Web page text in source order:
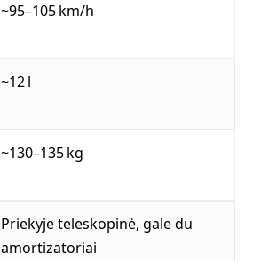
~95–105 km/h
~12 l
~130–135 kg
Priekyje teleskopinė, gale du
amortizatoriai